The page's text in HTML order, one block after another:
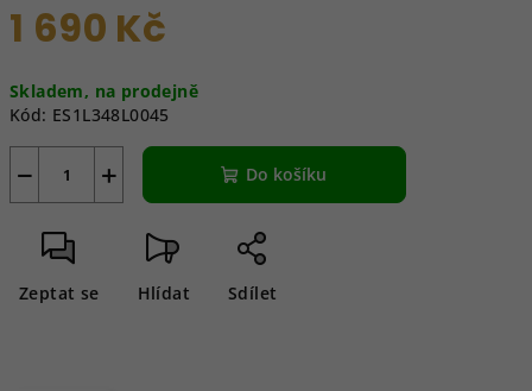
1 690 Kč
cena:
Skladem, na prodejně
Kód: ES1L348L0045
+
− Do košíku
Zeptat se Hlídat Sdílet